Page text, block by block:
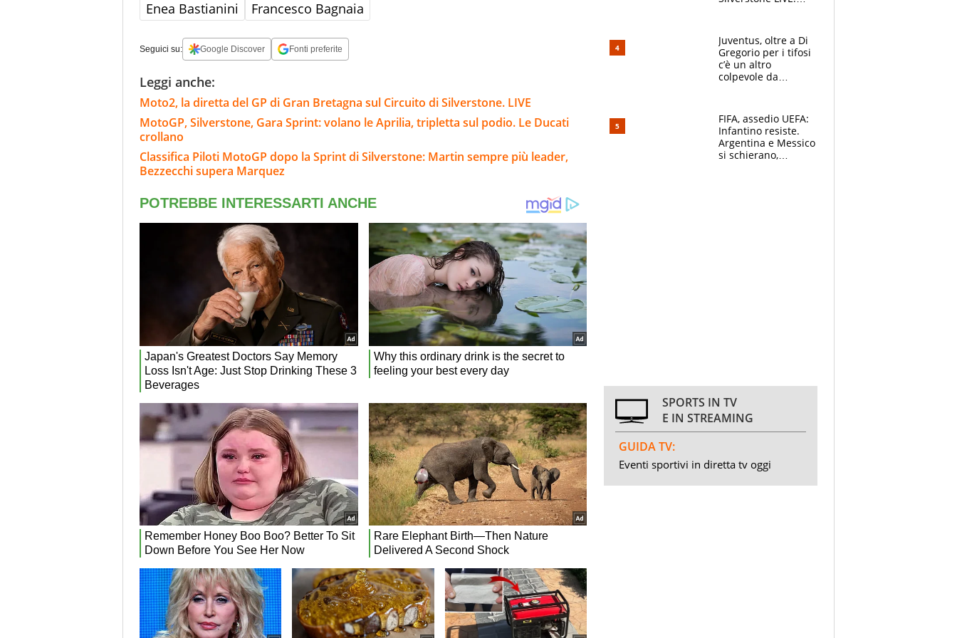
Enea Bastianini Francesco Bagnaia
Seguici su: Google Discover Fonti preferite
Leggi anche:
Moto2, la diretta del GP di Gran Bretagna sul Circuito di Silverstone. LIVE
MotoGP, Silverstone, Gara Sprint: volano le Aprilia, tripletta sul podio. Le Ducati
crollano
Classifica Piloti MotoGP dopo la Sprint di Silverstone: Martin sempre più leader,
Bezzecchi supera Marquez
Ducati in affanno
Juventus, oltre a Di
Gregorio per i tifosi
c’è un altro
colpevole da
FIFA, assedio UEFA:
Infantino resiste.
Argentina e Messico
si schierano,
SPORTS IN TV
E IN STREAMING
GUIDA TV:
Eventi sportivi in diretta tv oggi